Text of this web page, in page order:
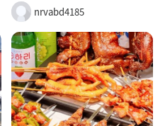
即墨大型仓储折扣店，日化
/ 洗化 / 百货齐全，支持零售
+ 批发 + 团购，价格低、品
类多（SKU 超万）。
nrvabd4185